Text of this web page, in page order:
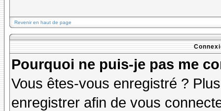
Revenir en haut de page
Pourquoi ne puis-je pas me
Vous êtes-vous enregistré ?
enregistrer afin de vous